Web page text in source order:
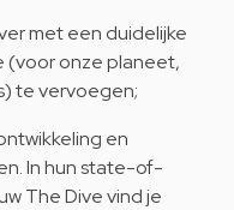
met een duidelijke
(voor onze planeet,
te vervoegen;
en
In hun state-of-
The Dive vind je